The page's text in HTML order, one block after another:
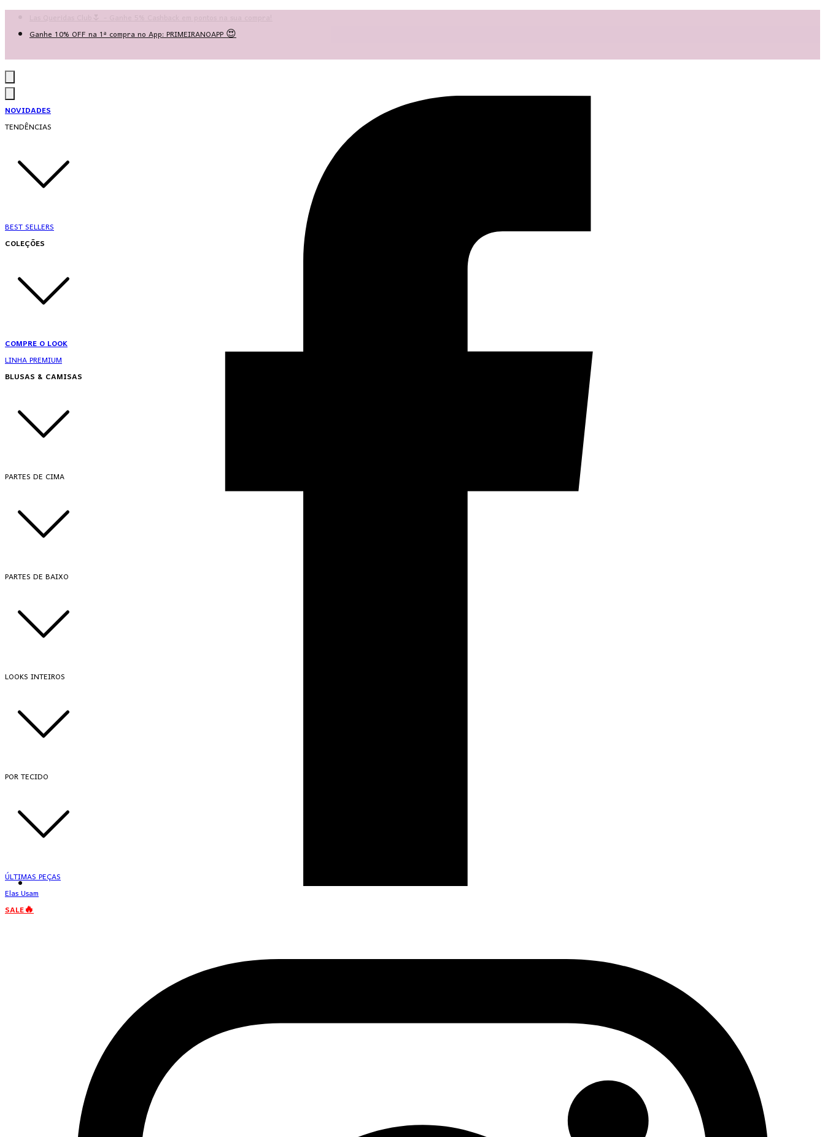
Ganhe 10% OFF na 1ª compra no App: PRIMEIRANOAPP 😍
NOVIDADES
TENDÊNCIAS
BEST SELLERS
COLEÇÕES
COMPRE O LOOK
LINHA PREMIUM
BLUSAS & CAMISAS
PARTES DE CIMA
PARTES DE BAIXO
LOOKS INTEIROS
POR TECIDO
ÚLTIMAS PEÇAS
Elas Usam
SALE🔥